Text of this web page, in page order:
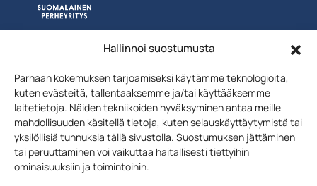
Hallinnoi suostumusta
Parhaan kokemuksen tarjoamiseksi käytämme teknologioita,
kuten evästeitä, tallentaaksemme ja/tai käyttääksemme
laitetietoja. Näiden tekniikoiden hyväksyminen antaa meille
mahdollisuuden käsitellä tietoja, kuten selauskäyttäytymistä tai
yksilöllisiä tunnuksia tällä sivustolla. Suostumuksen jättäminen
tai peruuttaminen voi vaikuttaa haitallisesti tiettyihin
ominaisuuksiin ja toimintoihin.
Uutiskirjeen
Liity postituslistalle